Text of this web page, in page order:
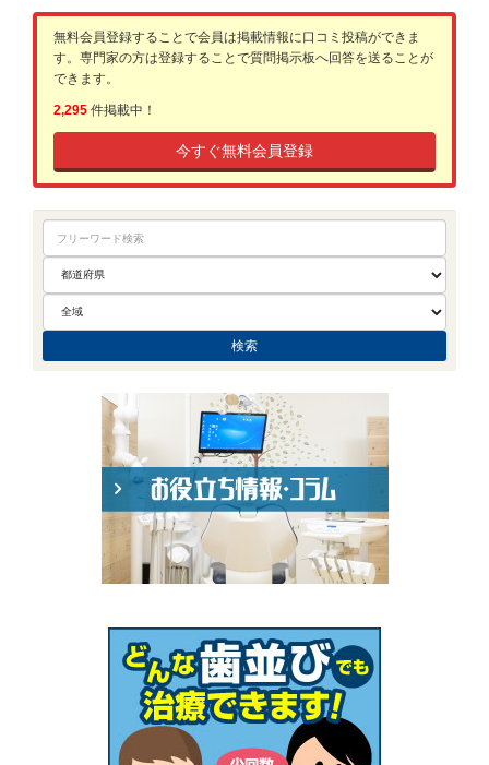
無料会員登録することで会員は掲載情報に口コミ投稿ができま
す。専門家の方は登録することで質問掲示板へ回答を送ることが
できます。
2,295 件掲載中！
今すぐ無料会員登録